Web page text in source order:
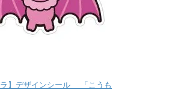
ラ】デザインシール 「こうも